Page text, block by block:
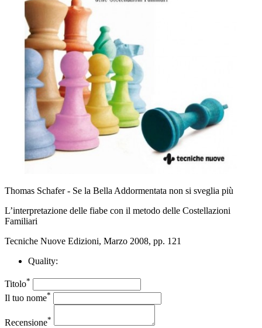
Thomas Schafer - Se la Bella Addormentata non si sveglia più
L’interpretazione delle fiabe con il metodo delle Costellazioni
Familiari
Tecniche Nuove Edizioni, Marzo 2008, pp. 121
Quality:
Titolo*
Il tuo nome*
Recensione*